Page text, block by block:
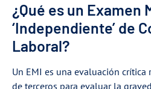
¿Qué es un Examen
‘Independiente’ de
Laboral?
Un EMI es una evaluación
de terceros para evaluar la